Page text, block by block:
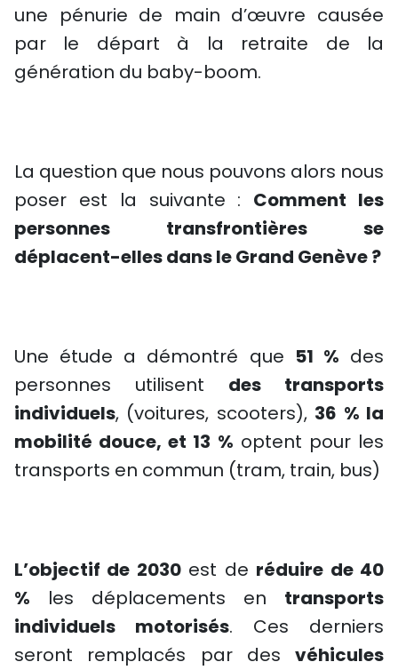
une pénurie de main d’œuvre causée
par le départ à la retraite de la
génération du baby-boom.
La question que nous pouvons alors nous
poser est la suivante : Comment les
personnes transfrontières se
déplacent-elles dans le Grand Genève ?
Une étude a démontré que 51 % des
personnes utilisent des transports
individuels, (voitures, scooters), 36 % la
mobilité douce, et 13 % optent pour les
transports en commun (tram, train, bus)
L’objectif de 2030est de réduire de 40
% les déplacements en transports
individuels motorisés. Ces derniers
seront remplacés par des véhicules